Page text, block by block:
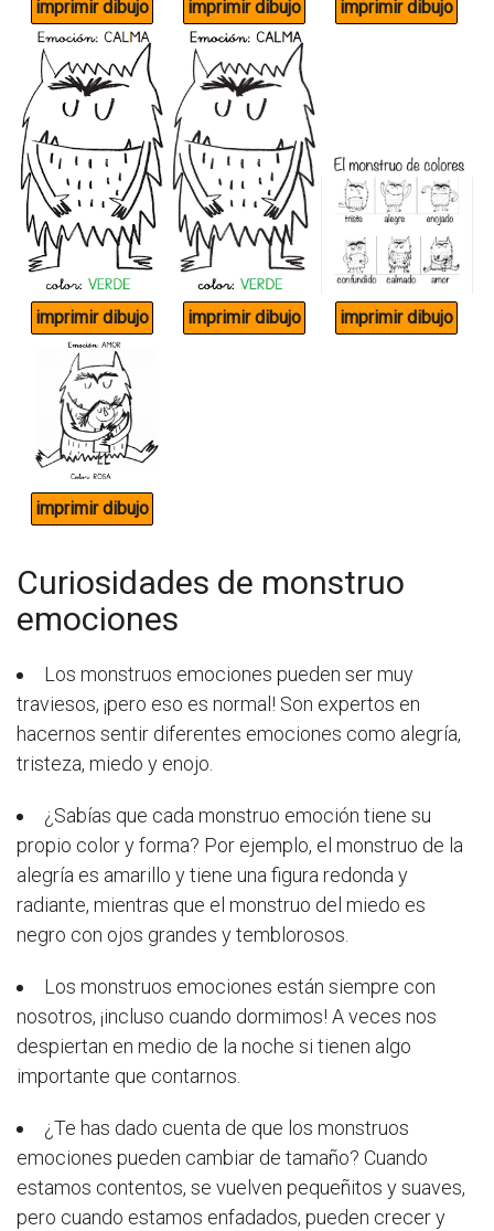
Curiosidades de monstruo
emociones
Los monstruos emociones pueden ser muy
traviesos, ¡pero eso es normal! Son expertos en
hacernos sentir diferentes emociones como alegría,
tristeza, miedo y enojo.
¿Sabías que cada monstruo emoción tiene su
propio color y forma? Por ejemplo, el monstruo de la
alegría es amarillo y tiene una figura redonda y
radiante, mientras que el monstruo del miedo es
negro con ojos grandes y temblorosos.
Los monstruos emociones están siempre con
nosotros, ¡incluso cuando dormimos! A veces nos
despiertan en medio de la noche si tienen algo
importante que contarnos.
¿Te has dado cuenta de que los monstruos
emociones pueden cambiar de tamaño? Cuando
estamos contentos, se vuelven pequeñitos y suaves,
pero cuando estamos enfadados, pueden crecer y